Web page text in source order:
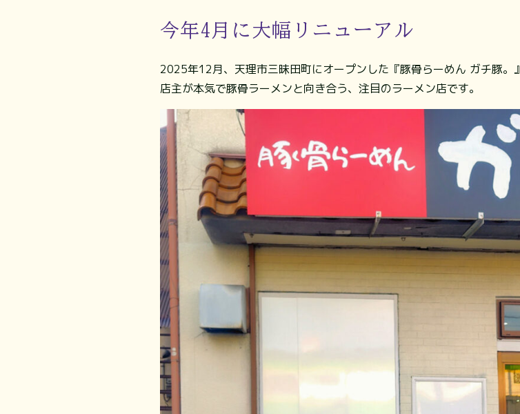
今年4月に大幅リニューアル
2025年12月、天理市三昧田町にオープンした『豚骨らーめん ガチ豚。』
店主が本気で豚骨ラーメンと向き合う、注目のラーメン店です。